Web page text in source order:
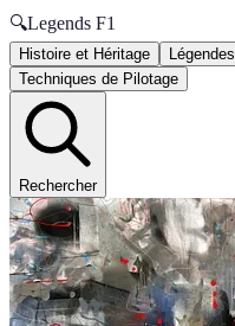
🔍Legends F1
Histoire et Héritage Légendes
Techniques de Pilotage
Rechercher